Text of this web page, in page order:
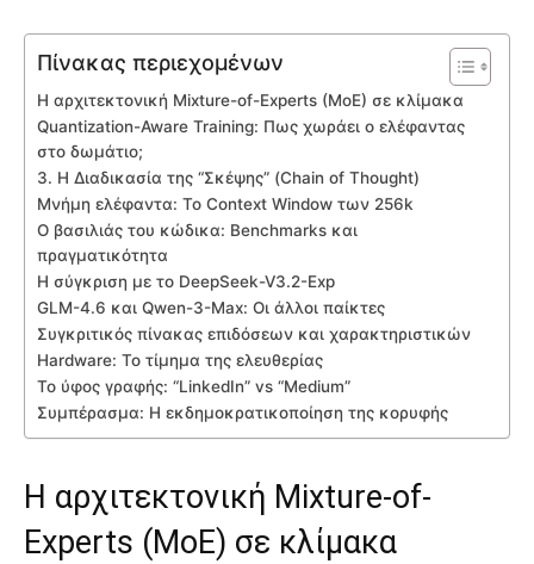
Πίνακας περιεχομένων
Η αρχιτεκτονική Mixture-of-Experts (MoE) σε κλίμακα
Quantization-Aware Training: Πως χωράει ο ελέφαντας
στο δωμάτιο;
3. Η Διαδικασία της “Σκέψης” (Chain of Thought)
Μνήμη ελέφαντα: Το Context Window των 256k
Ο βασιλιάς του κώδικα: Benchmarks και
πραγματικότητα
Η σύγκριση με το DeepSeek-V3.2-Exp
GLM-4.6 και Qwen-3-Max: Οι άλλοι παίκτες
Συγκριτικός πίνακας επιδόσεων και χαρακτηριστικών
Hardware: Το τίμημα της ελευθερίας
Το ύφος γραφής: “LinkedIn” vs “Medium”
Συμπέρασμα: Η εκδημοκρατικοποίηση της κορυφής
Η αρχιτεκτονική Mixture-of-
Experts (MoE) σε κλίμακα